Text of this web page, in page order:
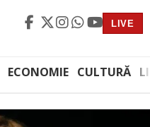
LIVE
ECONOMIE CULTURĂ